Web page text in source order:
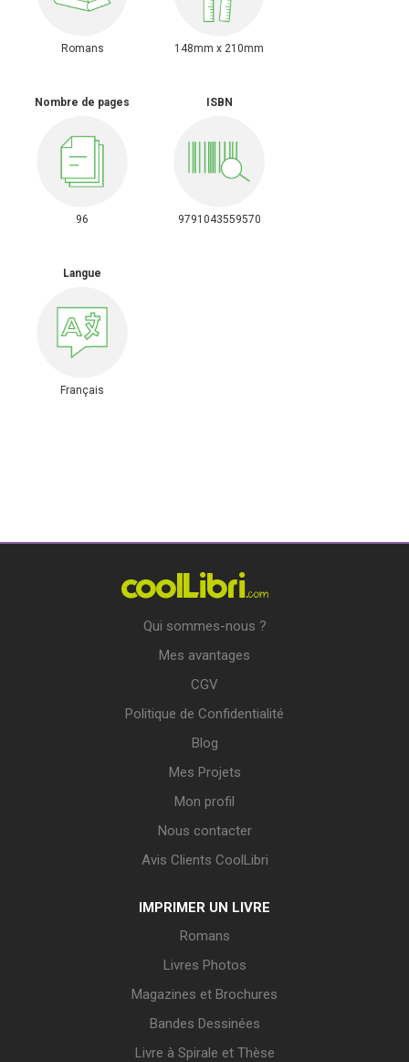
Romans 148mm x 210mm
Nombre de pages
96
ISBN
9791043559570
Langue
Français
Qui sommes-nous ?
Mes avantages
CGV
Politique de Confidentialité
Blog
Mes Projets
Mon profil
Nous contacter
Avis Clients CoolLibri
IMPRIMER UN LIVRE
Romans
Livres Photos
Magazines et Brochures
Bandes Dessinées
Livre à Spirale et Thèse